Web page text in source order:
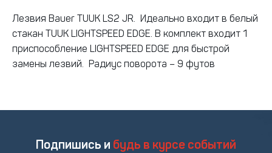
Лезвия Bauer TUUK LS2 JR. Идеально входит в белый
стакан TUUK LIGHTSPEED EDGE. В комплект входит 1
приспособление LIGHTSPEED EDGE для быстрой
замены лезвий. Радиус поворота – 9 футов
Подпишись и будь в курсе событий